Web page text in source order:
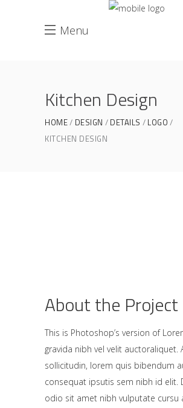
Menu
Kitchen Design
HOME DESIGN DETAILS
LOGO
KITCHEN DESIGN
About the Project
This is Photoshop’s version of
gravida nibh vel velit auctoraliquet.
sollicitudin, lorem quis bibendum
consequat ipsutis sem nibh id elit.
odio sit amet nibh vulputate cursu